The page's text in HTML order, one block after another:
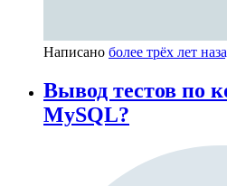
Написано более трёх лет
Вывод тестов по
MySQL?